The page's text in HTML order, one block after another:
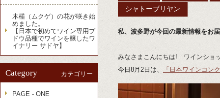
シャトーブリヤン
私、波多野が今回の最新情報をお
みなさまこんにちは! ワインショ
今日8月2日は、
「日本ワインコン
木槿（ムクゲ）の花が咲き始
めました。
【日本で初めてワイン専用ブ
ドウ品種でワインを醸したワ
イナリー サドヤ】
Category カテゴリー
PAGE - ONE